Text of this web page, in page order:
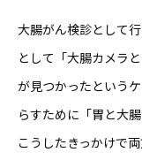
大腸がん検診として
として「大腸カメラ
が見つかったという
らすために「胃と大
こうしたきっかけで